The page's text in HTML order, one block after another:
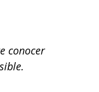
conocer